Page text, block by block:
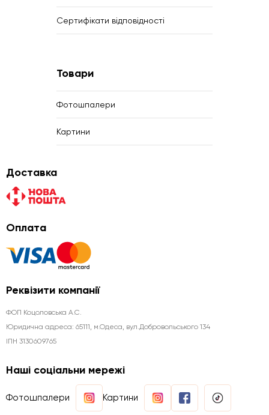
Сертифікати відповідності
Товари
Фотошпалери
Картини
Доставка
Оплата
Реквізити компанії
ФОП Коцоловська А.С.
Юридична aдреса: 65111, м.Одеса, вул.Добровольського 134
ІПН 3130609765
Наші соціальни мережі
Фотошпалери Картини